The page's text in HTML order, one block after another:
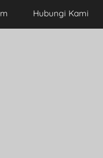
Hubungi Kami